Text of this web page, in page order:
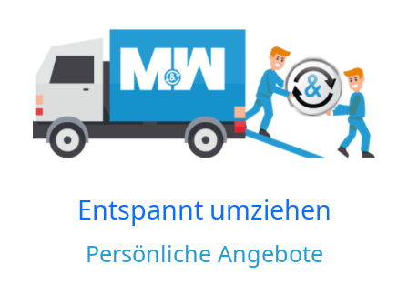
Entspannt umziehen
Persönliche Angebote